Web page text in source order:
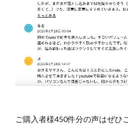
ご購入者様450件分の声はぜひ